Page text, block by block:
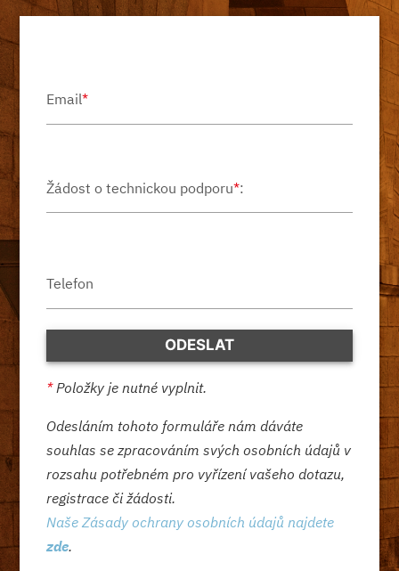
Email*
Žádost o technickou podporu*:
Telefon
*Položky je nutné vyplnit.
Odesláním tohoto formuláře nám dáváte
souhlas se zpracováním svých osobních údajů v
rozsahu potřebném pro vyřízení vašeho dotazu,
registrace či žádosti.
Naše Zásady ochrany osobních údajů najdete
zde.